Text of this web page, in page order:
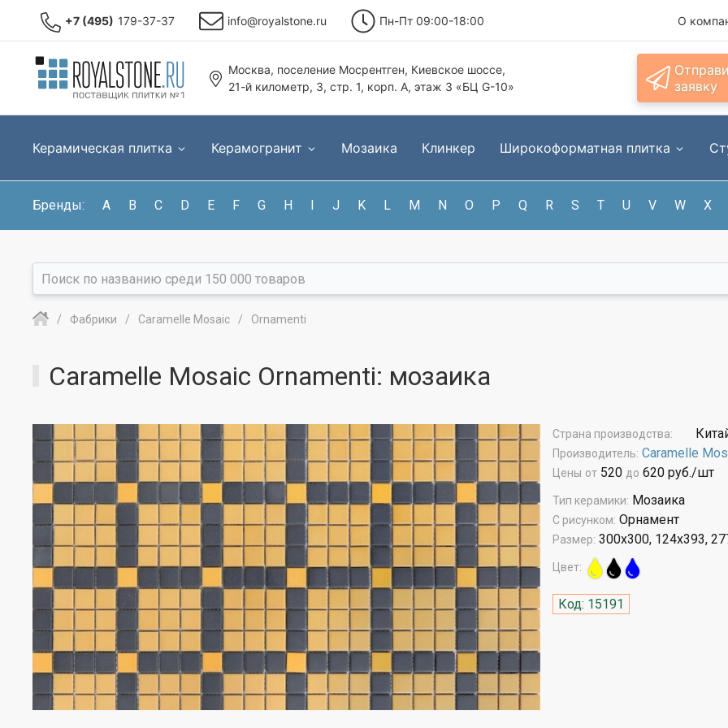
+7 (495) 179-37-37 info@royalstone.ru Пн-Пт 09:00-18:00 О
Москва, поселение Мосрентген, Киевское шоссе,
21-й километр, 3, стр. 1, корп. А, этаж 3 «БЦ G-10»
заявку
Керамическая плитка Керамогранит Мозаика Клинкер Широкоформатная плитка
Бренды: A B C D E F G H I J K L M N O P Q R S T U V W X
Фабрики Caramelle Mosaic Ornamenti
Caramelle Mosaic Ornamenti: мозаика
Страна производства:
Производитель: Caramelle
Цены от520 до 620 руб./шт
Тип керамики: Мозаика
С рисунком: Орнамент
Размер: 300x300, 124x393,
Цвет:
Код: 15191